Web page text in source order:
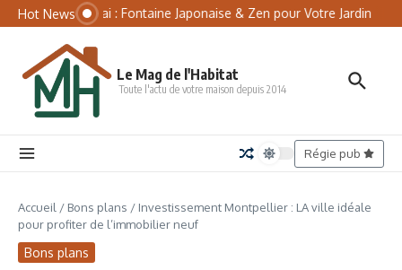
Aller au contenu
Hot NewsTsukubai : Fontaine Japonaise & Zen pour Votre Jardin
Le Mag de l'Habitat
Toute l'actu de votre maison depuis 2014
Régie pub
Accueil / Bons plans / Investissement Montpellier : LA ville idéale
pour profiter de l’immobilier neuf
Bons plans
Panneau de gestion des cookies